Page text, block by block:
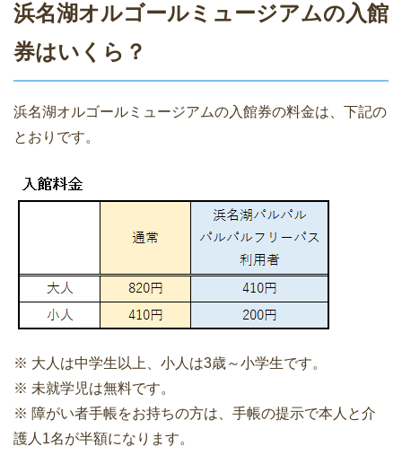
浜名湖オルゴールミュージアムの入館
券はいくら？
浜名湖オルゴールミュージアムの入館券の料金は、下記の
とおりです。
※ 大人は中学生以上、小人は3歳～小学生です。
※ 未就学児は無料です。
※ 障がい者手帳をお持ちの方は、手帳の提示で本人と介
護人1名が半額になります。